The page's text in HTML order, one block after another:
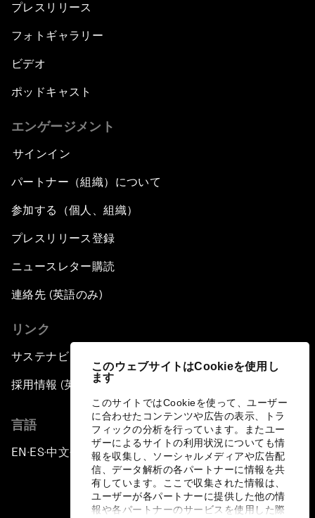
このウェブサイトはCookieを使用し
ます
このサイトではCookieを使って、ユーザー
に合わせたコンテンツや広告の表示、トラ
フィックの分析を行っています。またユー
ザーによるサイトの利用状況についても情
報を収集し、ソーシャルメディアや広告配
信、データ解析の各パートナーに情報を共
有しています。ここで収集された情報は、
ユーザーが各パートナーに提供した他の情
報や各パートナーのサービスを使用した際
プレスリリース
フォトギャラリー
ビデオ
ポッドキャスト
エンゲージメント
サインイン
パートナー（組織）について
参加する（個人、組織）
プレスリリース登録
ニュースレター購読
連絡先 (英語のみ)
リンク
サステナビリティへの取り組み
採用情報 (英語のみ)
言語
EN ▪ES▪中文▪ 日本語